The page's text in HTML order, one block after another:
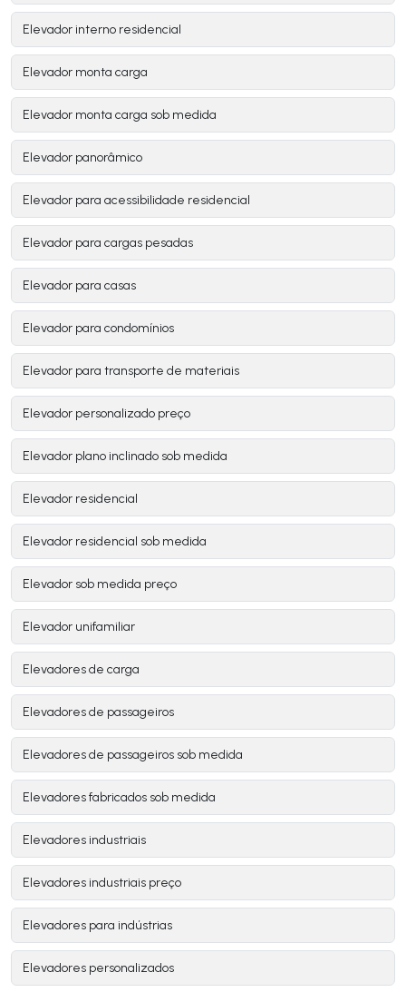
Elevador interno residencial
Elevador monta carga
Elevador monta carga sob medida
Elevador panorâmico
Elevador para acessibilidade residencial
Elevador para cargas pesadas
Elevador para casas
Elevador para condomínios
Elevador para transporte de materiais
Elevador personalizado preço
Elevador plano inclinado sob medida
Elevador residencial
Elevador residencial sob medida
Elevador sob medida preço
Elevador unifamiliar
Elevadores de carga
Elevadores de passageiros
Elevadores de passageiros sob medida
Elevadores fabricados sob medida
Elevadores industriais
Elevadores industriais preço
Elevadores para indústrias
Elevadores personalizados